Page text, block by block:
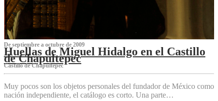
De septiembre a octubre de 2009
Huellas de Miguel Hidalgo en el Castillo
de Chapultepec
Castillo de Chapultepec
Muy pocos son los objetos personales del fundador de México como
nación independiente, el catálogo es corto. Una parte…